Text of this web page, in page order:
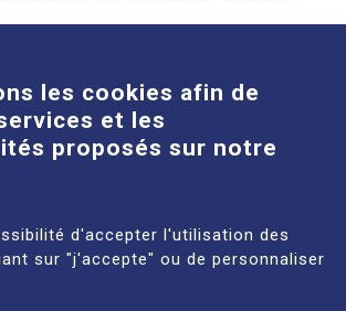
63118 Cébazat
les cookies afin de
et les
proposés sur notre
d'accepter l'utilisation des
sur "j'accepte" ou de personnaliser